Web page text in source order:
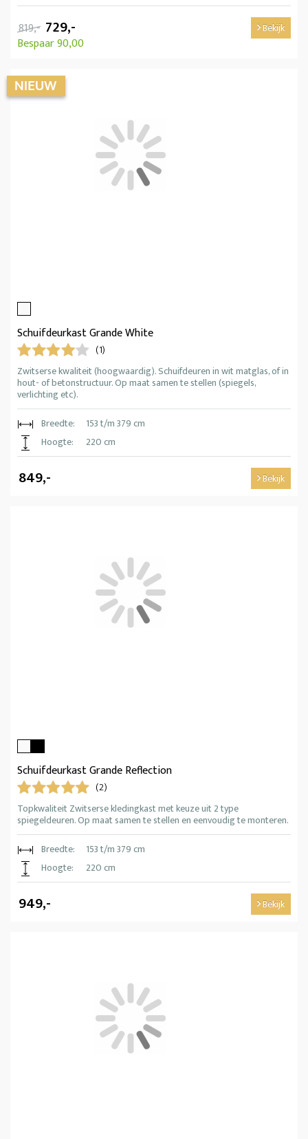
819,- 729,-
Bespaar 90,00
Bekijk
Schuifdeurkast Grande White
(1)
Zwitserse kwaliteit (hoogwaardig). Schuifdeuren in wit matglas, of in
hout- of betonstructuur. Op maat samen te stellen (spiegels,
verlichting etc).
Breedte:
153 t/m 379 cm
Hoogte:
220 cm
849,- Bekijk
Schuifdeurkast Grande Reflection
(2)
Topkwaliteit Zwitserse kledingkast met keuze uit 2 type
spiegeldeuren. Op maat samen te stellen en eenvoudig te monteren.
Breedte:
153 t/m 379 cm
Hoogte:
220 cm
949,- Bekijk